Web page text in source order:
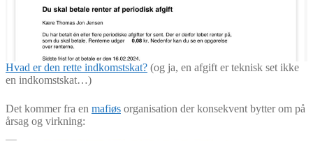
Hvad er den rette indkomstskat? (og ja, en afgift er teknisk set ikke
en indkomstskat…)
Det kommer fra en mafiøs organisation der konsekvent bytter om på
årsag og virkning: